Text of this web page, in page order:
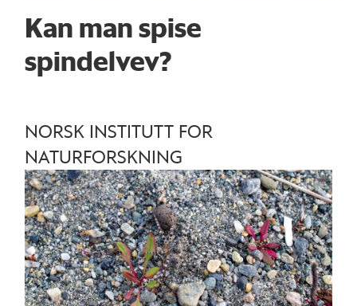
Kan man spise
spindelvev?
NORSK INSTITUTT FOR
NATURFORSKNING